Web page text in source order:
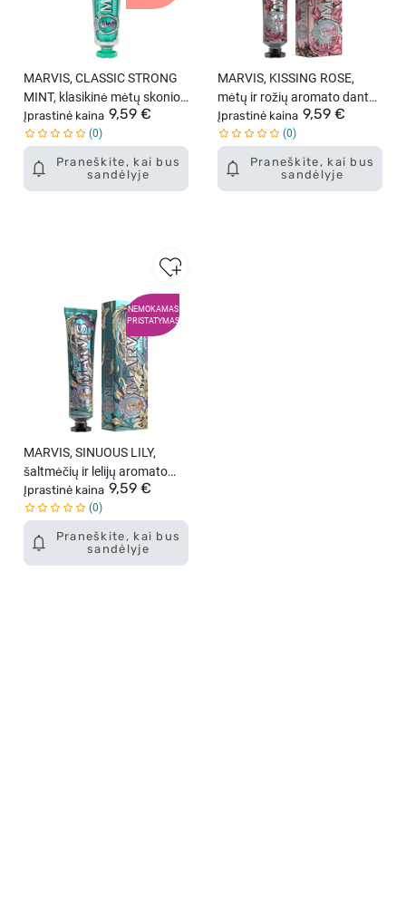
Praneškite, kai bus
sandėlyje
MARVIS, CLASSIC STRONG
MINT, klasikinė mėtų skonio
dantų pasta, 85 ml
Įprastinė kaina 9,59 €
0
Praneškite, kai bus
sandėlyje
MARVIS, KISSING ROSE,
mėtų ir rožių aromato dantų
pasta, 75 ml.
Įprastinė kaina 9,59 €
0
NEMOKAMAS
PRISTATYMAS
Praneškite, kai bus
sandėlyje
MARVIS, SINUOUS LILY,
šaltmėčių ir lelijų aromato
dantų pasta, 75 ml,
Įprastinė kaina 9,59 €
0